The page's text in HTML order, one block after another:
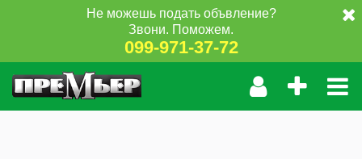
Не можешь подать объвление?
Звони. Поможем.
099-971-37-72